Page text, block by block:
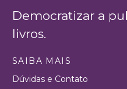
Democratizar a
livros.
SAIBA MAIS
Dúvidas e Contato